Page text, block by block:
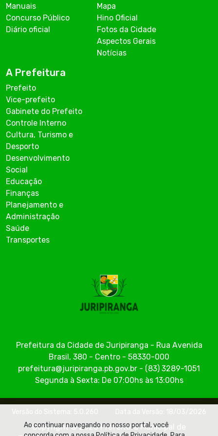
Manuais
Concurso Público
Diário oficial
Mapa
Hino Oficial
Fotos da Cidade
Aspectos Gerais
Notícias
A Prefeitura
Prefeito
Vice-prefeito
Gabinete do Prefeito
Controle Interno
Cultura, Turismo e
Desporto
Desenvolvimento
Social
Educação
Finanças
Planejamento e
Administração
Saúde
Transportes
Prefeitura da Cidade de Juripiranga - Rua Avenida
Brasil, 380 - Centro - 58330-000
prefeitura@juripiranga.pb.gov.br - (83) 3289-1051
Segunda à Sexta: De 07:00hs às 13:00hs
Versão do Sistema: 5.0.260 Data da Versão: 18/03/2026
Copyright © 2026 Prefeitura Municipal de
Ao continuar navegando no nosso portal, você